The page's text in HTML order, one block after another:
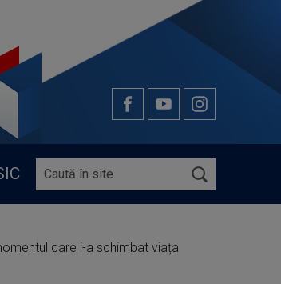
care i-a schimbat viața